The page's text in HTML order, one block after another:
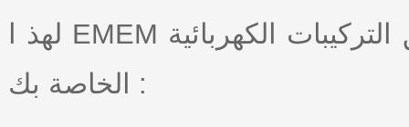
لهذ ا EMEM توفر الأدوات والدراية والضرورات لتحقيق التركيبات الكهربائية
الخاصة بك :